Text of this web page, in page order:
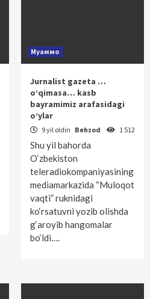
Муаммо
Jurnalist gazeta …
o‘qimasa… kasb
bayramimiz arafasidagi
o‘ylar
9 yil oldin Behzod 1 512
Shu yil bahorda
O‘zbekiston
teleradiokompaniyasining
mediamarkazida “Muloqot
vaqti” ruknidagi
ko‘rsatuvni yozib olishda
g‘aroyib hangomalar
bo‘ldi….